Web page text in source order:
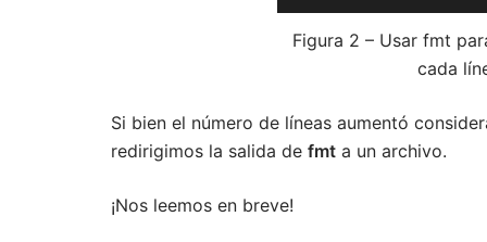
Figura 2 – Usar fmt
cada
Si bien el número de líneas aumentó
redirigimos la salida de fmt a un archivo.
¡Nos leemos en breve!